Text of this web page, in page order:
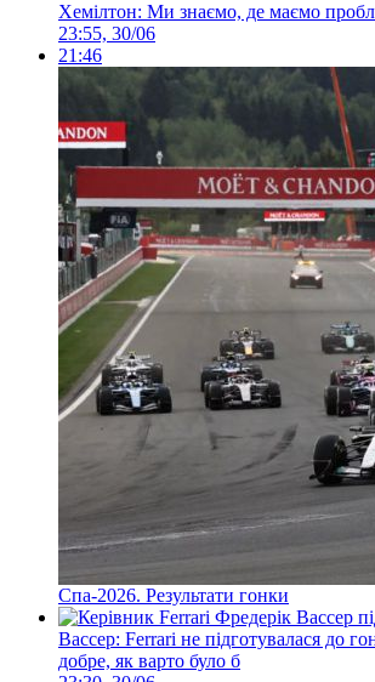
Хемілтон: Ми знаємо, де маємо
23:55, 30/06
21:46
Спа-2026. Результати гонки
Вассер: Ferrari не підготувалася до
добре, як варто було б